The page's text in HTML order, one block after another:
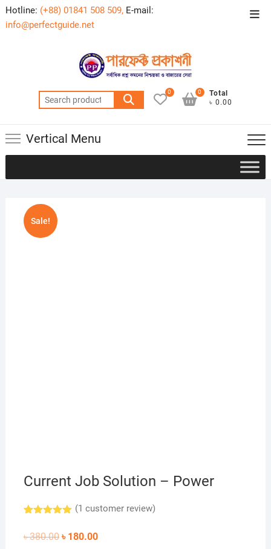
Skip
to
Hotline: (+88) 01841 508 509,E-mail:
info@perfectguide.net
Search
for:
0
Total
৳ 0.00
0
Vertical Menu
Sale!
Current Job Solution – Power
out of 5
based on
(1 customer review)
৳380.00 Original
৳ 180.00Current